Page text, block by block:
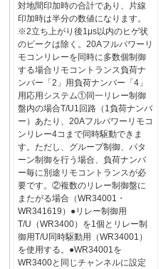
対地間印加時の合計であり、片線
印加時は半分の数値になります。
※2立ち上がり後1μs以内のヒゲ状
のピークは除く。20Aフルパワーリ
モコンリレーを同時に多数個制御
する場合リモコントランス負荷ナ
ンバー「2」用負荷ナンバー「4」
用応用システム①同一リレー制御
盤内の場合T/U1回路（1負荷ナンバ
ー）あたり、20Aフルパワーリモコ
ンリレー4コまで同時駆動できま
す。ただし、グループ制御、パタ
ーン制御を行う場合、負荷ナンバ
ー毎に別途リモコントランスが必
要です。②複数のリレー制御盤に
またがる場合（WR34001・
WR341619）●リレー制御用
T/U（WR3400）を1個とリレー制
御用T/U同時駆動用（WR34001）
を使用する。●WR34001を
WR3400と同じチャンネルに設定